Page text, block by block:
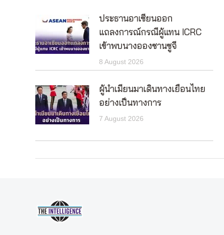
ประธานอาเซียนออก
แถลงการณ์กรณีผู้แทน ICRC
เข้าพบนางอองซานซูจี
8 August 2026
ผู้นำเมียนมาเดินทางเยือนไทย
อย่างเป็นทางการ
7 August 2026